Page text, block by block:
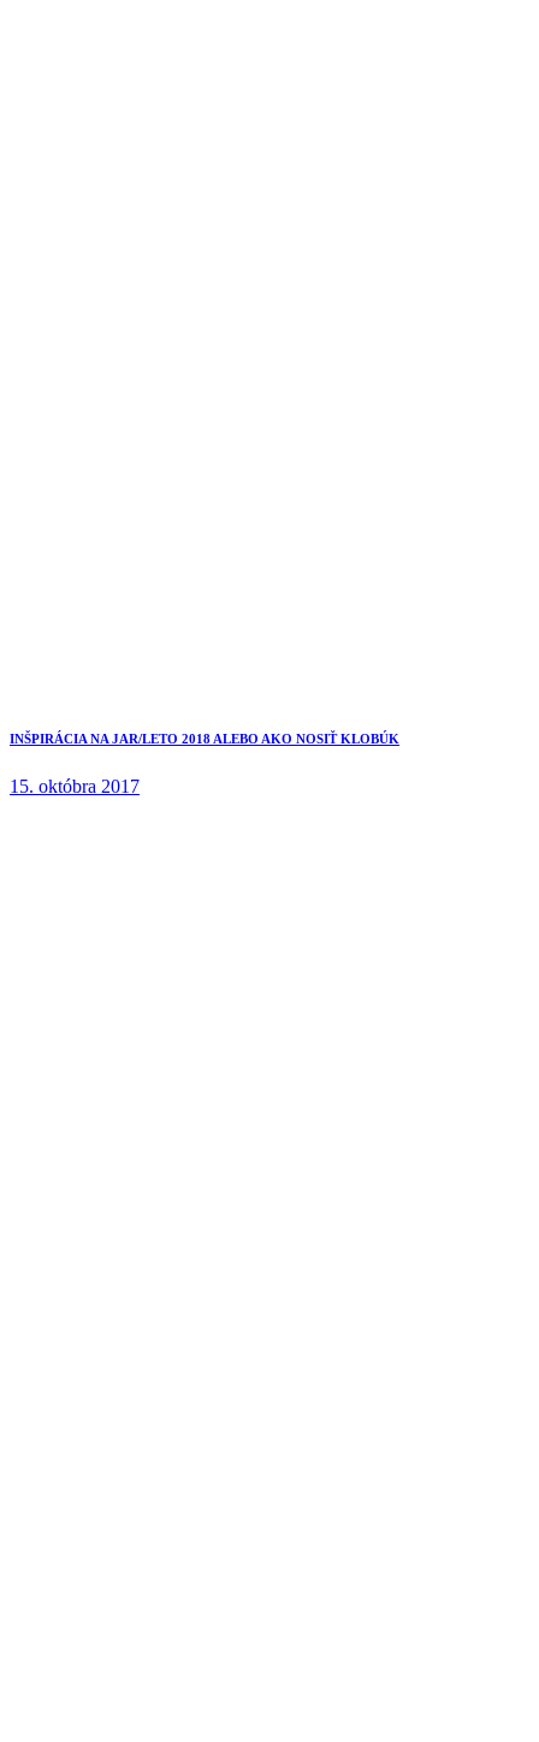
INŠPIRÁCIA NA JAR/LETO 2018 ALEBO AKO NOSIŤ KLOBÚK
15. októbra 2017